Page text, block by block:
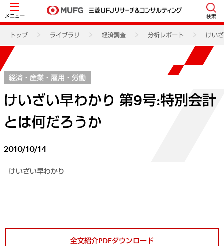
メニュー 検索
トップ ライブラリ 経済調査 分析レポート けい
経済・産業・雇用・労働
けいざい早わかり 第9号:特別会計
とは何だろうか
2010/10/14
けいざい早わかり
全文紹介PDFダウンロード